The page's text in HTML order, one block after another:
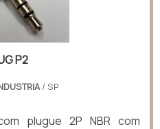
P2
/ SP
plugue 2P NBR com